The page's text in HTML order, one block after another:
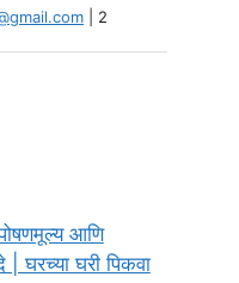
2
आणि
| घरच्या घरी पिकवा